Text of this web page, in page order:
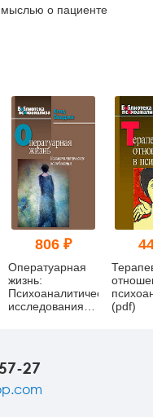
о пациенте
806 ₽
Оператуарная
жизнь:
Психоаналитические
исследования
(pdf)
27